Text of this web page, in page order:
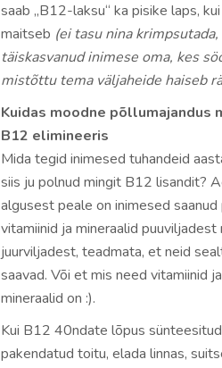
saab „B12-laksu“ ka pisike laps,
maitseb (ei tasu nina
täiskasvanud inimese oma, kes
mistõttu tema väljaheide haiseb
Kuidas moodne põllumajandus
B12 elimineeris
Mida tegid inimesed tuhandeid
siis ju polnud mingit B12 lisandit?
algusest peale on inimesed saanud
vitamiinid ja mineraalid puuviljadest
juurviljadest, teadmata, et neid
saavad. Või et mis need vitamiinid ja
mineraalid on :).
Kui B12 40ndate lõpus
pakendatud toitu, elada linnas,